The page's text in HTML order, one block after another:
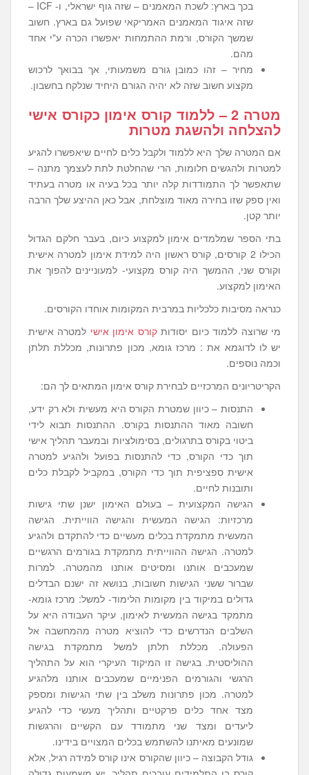
בכך בארץ: לשכת המאמנים – שזה גוף ישראלי, ו- ICF –
שזה איגוד המאמנים האמריקאי שפועל גם בארץ. חשוב
שמשך הקורס, ורמת ההתמחות יאפשרו הכרה ע"י אחד
מהם.
מחיר – זהו כמובן גורם משמעותי, אך בבואך לרכוש
מקצוע חשוב שזה לא יהיה הגורם היחיד שנלקח בחשבון.
מטרה 2 – ללמוד קורס אימון כקורס אישי
להצלחה ולהשגת מטרות
אם המטרה שלך היא ללמוד ולקבל כלים לחיים שיאפשרו להגיע
למטרות ולהגשים חלומות, הרי שהחלטת לתת לעצמך מתנה –
שתאפשר לך התמודדות קלה יותר בכל בעיה או מטרה בעתיד
ואין ספק שזו בחירה מאוד מוצלחת, אבל כאן ההיצע שלך הרבה
יותר קטן.
בתי הספר שמלמדים אימון למקצוע כיום, בעבר חלקם הגדול
הכילו 2 קורסים, קורס ראשון היה למידת אימון למטרה אישית
וקורס שני, ההמשך היה קורס מקצועי- למעוניינים להפוך את
האימון למקצוע.
כנראה מסיבות כלכליות במרבית המקומות אוחדו הקורסים.
מי שרוצה ללמוד כיום יסודותקורס אימון אישי למטרה אישית
יש לו לדוגמא את : מרכז גומא, מכון פתרונות, מכללת תלתן
וכמה נוספים.
הקריטריונים המרכזיים לבחירת קורס אימון המתאים לך הם:
התנסות – כיוון שמטרת הקורס היא מעשית ולא רק ידע,
חשובה מאוד ההתנסות בקורס. ההתנסות תבוא לידי
ביטוי בקורס בתרגולים, בסימולציות ובמעבר תהליך אישי
תוך כדי הקורס, כדי להתנסות בפועל ולהגיע למטרה
אישית ספציפית תוך כדי הקורס, במקביל לקבלת כלים
ותובנות לחיים.
הגישה המקצועית – בעולם האימון ישנן שתי גישות
מרכזיות: הגישה המעשית והגישה הווייתית. הגישה
המעשית מתמקדת בכלים מעשיים כדי להתקדם ולהגיע
למטרה. הגישה ההווייתית מתמקדת בגורמים הרגשיים
שמעכבים אותנו ומסיטים אותנו מהמטרה. למרות
שברור ששני הגישות חשובות, בנושא זה ישנם הבדלים
גדולים במיקוד בין מקומות הלימוד- למשל: מרכז גומא-
מתמקד בגישה המעשית לאימון, עיקר העבודה היא על
השלבים הנדרשים כדי להוציא מטרה מהמחשבה אל
הפעולה. מכללת תלתן למשל מתמקדת בגישה
ההוליסטית. בגישה זו המיקוד העיקרי הוא על התהליך
הרגשי והגורמים הפנימיים שמעכבים אותנו מלהגיע
למטרה. מכון פתרונות משלב בין שתי הגישות ומספק
מצד אחד כלים פרקטיים ותהליך מעשי כדי להגיע
ליעדים ומצד שני מתמודד עם הקשיים והרגשות
שמונעים מאיתנו להשתמש בכלים המצויים בידינו.
גודל הקבוצה – כיוון שהקורס אינו קורס למידה רגיל, אלא